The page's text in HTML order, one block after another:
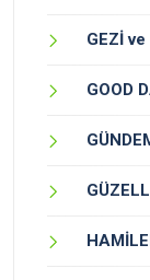
GEZİ
GOOD